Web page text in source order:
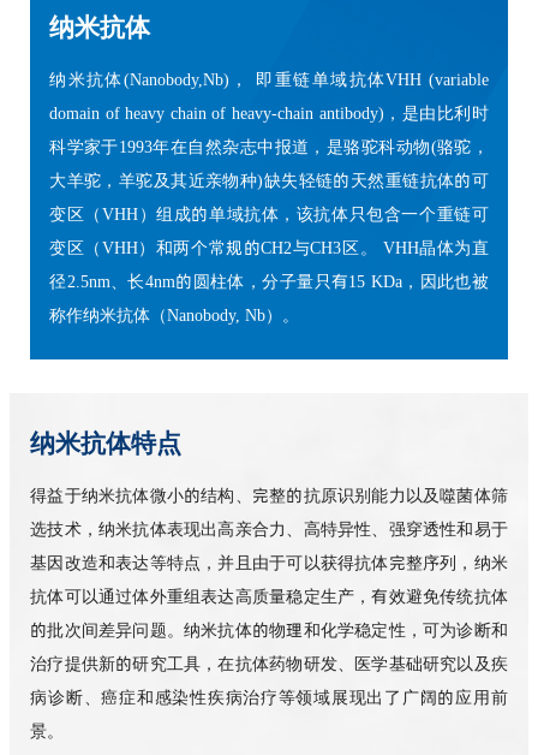
纳米抗体
纳米抗体(Nanobody,Nb)， 即重链单域抗体VHH (variable
domain of heavy chain of heavy-chain antibody)，是由比利时
科学家于1993年在自然杂志中报道，是骆驼科动物(骆驼，
大羊驼，羊驼及其近亲物种)缺失轻链的天然重链抗体的可
变区（VHH）组成的单域抗体，该抗体只包含一个重链可
变区（VHH）和两个常规的CH2与CH3区。 VHH晶体为直
径2.5nm、长4nm的圆柱体，分子量只有15 KDa，因此也被
称作纳米抗体（Nanobody, Nb）。
纳米抗体特点
得益于纳米抗体微小的结构、完整的抗原识别能力以及噬菌体筛
选技术，纳米抗体表现出高亲合力、高特异性、强穿透性和易于
基因改造和表达等特点，并且由于可以获得抗体完整序列，纳米
抗体可以通过体外重组表达高质量稳定生产，有效避免传统抗体
的批次间差异问题。纳米抗体的物理和化学稳定性，可为诊断和
治疗提供新的研究工具，在抗体药物研发、医学基础研究以及疾
病诊断、癌症和感染性疾病治疗等领域展现出了广阔的应用前
景。